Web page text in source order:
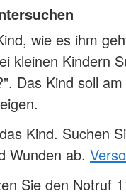
wie es ihm
kleinen Kindern
Das Kind soll
Kind. Suchen
Wunden ab.
Sie den Notruf